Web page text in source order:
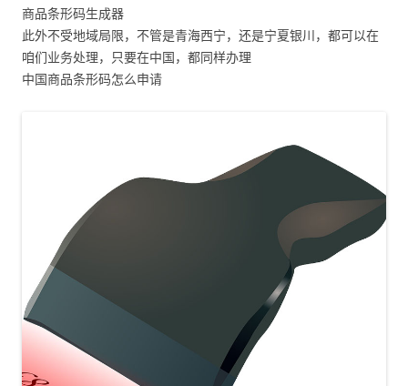
商品条形码生成器
此外不受地域局限，不管是青海西宁，还是宁夏银川，都可以在
咱们业务处理，只要在中国，都同样办理
中国商品条形码怎么申请